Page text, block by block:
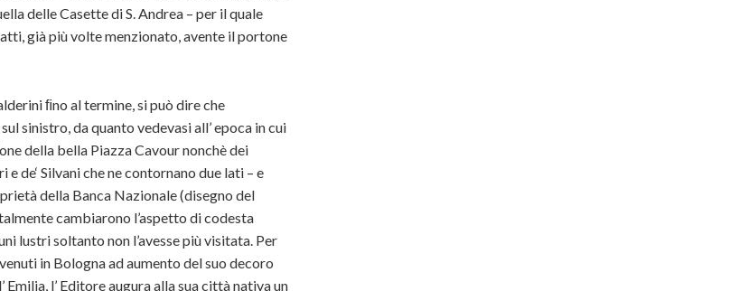
delle Casette di S. Andrea – per il quale
già più volte menzionato, avente il portone
ﬁno al termine, si può dire che
sinistro, da quanto vedevasi all’ epoca in cui
della bella Piazza Cavour nonchè dei
de‘ Silvani che ne contornano due lati – e
della Banca Nazionale (disegno del
cambiarono l’aspetto di codesta
lustri soltanto non l’avesse più visitata. Per
in Bologna ad aumento del suo decoro
l’ Editore augura alla sua città nativa un